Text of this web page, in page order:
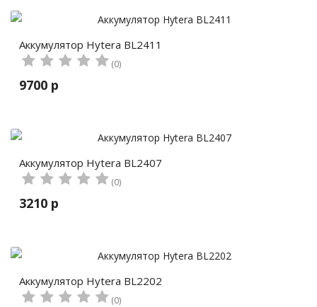
Аккумулятор Hytera BL2411
(0)
9700 р
Аккумулятор Hytera BL2407
(0)
3210 р
Аккумулятор Hytera BL2202
(0)